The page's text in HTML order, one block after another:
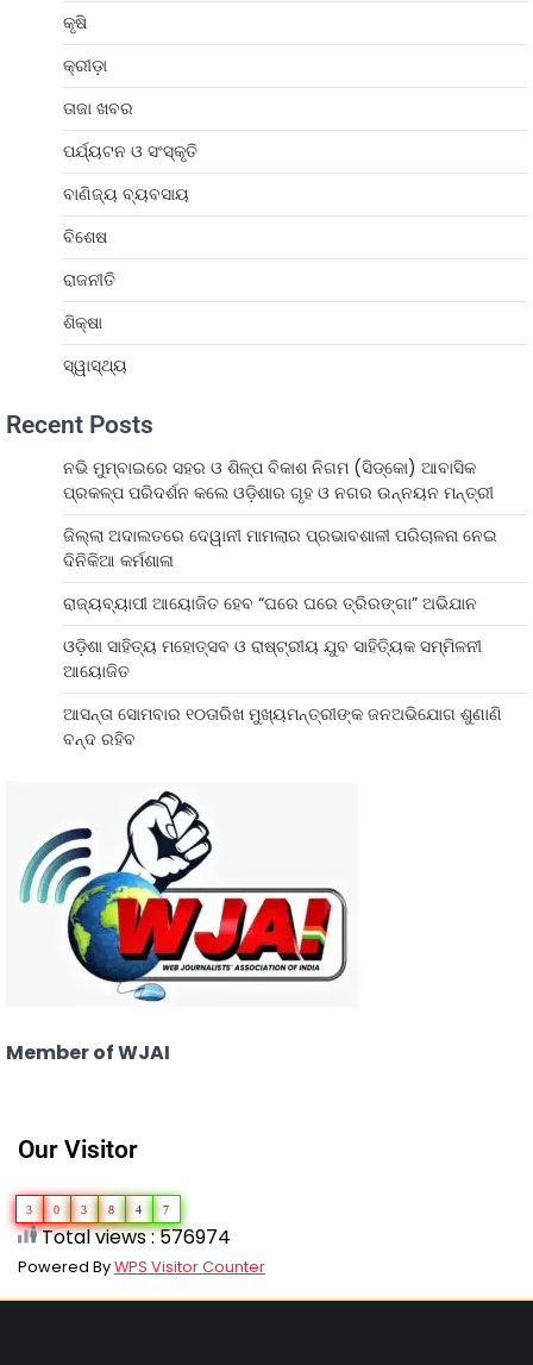
କୃଷି
କ୍ରୀଡ଼ା
ତାଜା ଖବର
ପର୍ଯ୍ୟଟନ ଓ ସଂସ୍କୃତି
ବାଣିଜ୍ୟ ବ୍ୟବସାୟ
ବିଶେଷ
ରାଜନୀତି
ଶିକ୍ଷା
ସ୍ୱାସ୍ଥ୍ୟ
Recent Posts
ନଭି ମୁମ୍ବାଇରେ ସହର ଓ ଶିଳ୍ପ ବିକାଶ ନିଗମ (ସିଡ୍‌କୋ) ଆବାସିକ
ପ୍ରକଳ୍ପ ପରିଦର୍ଶନ କଲେ ଓଡ଼ିଶାର ଗୃହ ଓ ନଗର ଉନ୍ନୟନ ମନ୍ତ୍ରୀ
ଜିଲ୍ଲା ଅଦାଲତରେ ଦେୱାନୀ ମାମଲାର ପ୍ରଭାବଶାଳୀ ପରିଚାଳନା ନେଇ
ଦିନିକିଆ କର୍ମଶାଳା
ରାଜ୍ୟବ୍ୟାପୀ ଆୟୋଜିତ ହେବ “ଘରେ ଘରେ ତ୍ରିରଙ୍ଗା” ଅଭିଯାନ
ଓଡ଼ିଶା ସାହିତ୍ୟ ମହୋତ୍ସବ ଓ ରାଷ୍ଟ୍ରୀୟ ଯୁବ ସାହିତ୍ୟିକ ସମ୍ମିଳନୀ
ଆୟୋଜିତ
ଆସନ୍ତା ସୋମବାର ୧୦ତାରିଖ ମୁଖ୍ୟମନ୍ତ୍ରୀଙ୍କ ଜନଅଭିଯୋଗ ଶୁଣାଣି
ବନ୍ଦ ରହିବ
Member of WJAI
Our Visitor
3 0 3 8 4 7
Total views : 576974
Powered ByWPS Visitor Counter